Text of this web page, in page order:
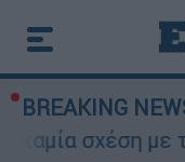
BREAKING
την επίθεση»